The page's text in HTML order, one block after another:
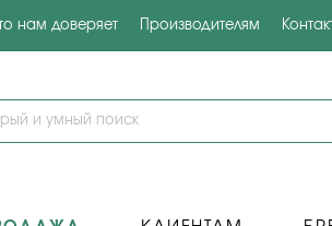
нам доверяет Производителям